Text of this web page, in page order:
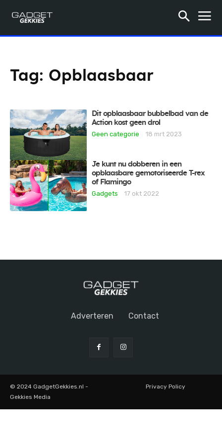
Tag: Opblaasbaar
Dit opblaasbaar bubbelbad van de
Action kost geen drol
Geen categorie
18 mrt 2023
Je kunt nu dobberen in een
opblaasbare gemotoriseerde T-rex
of Flamingo
Gadgets
17 okt 2022
Adverteren Contact
© 2024 GadgetGekkies.nl -
Gekkies Media
Privacy Policy